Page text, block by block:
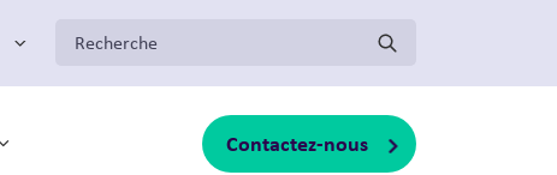
Toggle sub-menu Contactez-nous